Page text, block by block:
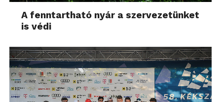
A fenntartható nyár a szervezetünket
is védi